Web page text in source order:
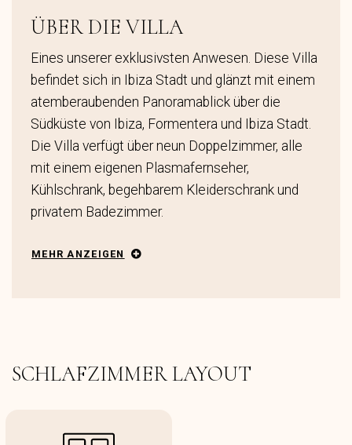
ÜBER DIE VILLA
Eines unserer exklusivsten Anwesen. Diese Villa
befindet sich in Ibiza Stadt und glänzt mit einem
atemberaubenden Panoramablick über die
Südküste von Ibiza, Formentera und Ibiza Stadt.
Die Villa verfügt über neun Doppelzimmer, alle
mit einem eigenen Plasmafernseher,
Kühlschrank, begehbarem Kleiderschrank und
privatem Badezimmer.
MEHR ANZEIGEN
SCHLAFZIMMER LAYOUT